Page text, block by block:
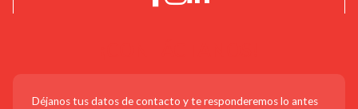
Déjanos tus datos de contacto y te responderemos lo antes